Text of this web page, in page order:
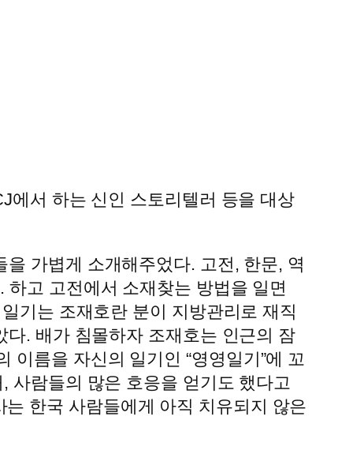
에서 하는 신인 스토리텔러 등을 대상
가볍게 소개해주었다. 고전, 한문, 역
고 고전에서 소재찾는 방법을 일면
기는 조재호란 분이 지방관리로 재직
. 배가 침몰하자 조재호는 인근의 잠
름을 자신의 일기인 “영영일기”에 꼬
사람들의 많은 호응을 얻기도 했다고
한국 사람들에게 아직 치유되지 않은